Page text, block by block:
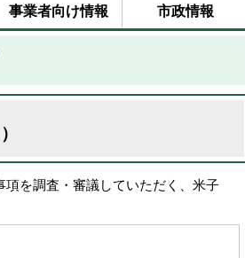
事業者向け情報 市政情報
を調査・審議していただく、米子